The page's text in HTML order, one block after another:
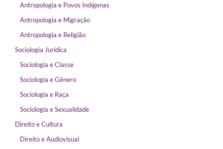
Antropologia e Povos Indígenas
Antropologia e Migração
Antropologia e Religião
Sociologia Jurídica
Sociologia e Classe
Sociologia e Gênero
Sociologia e Raça
Sociologia e Sexualidade
Direito e Cultura
Direito e Audiovisual